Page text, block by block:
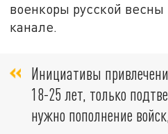
военкоры русской
канале.
Инициативы
18-25 лет, только
нужно пополнение